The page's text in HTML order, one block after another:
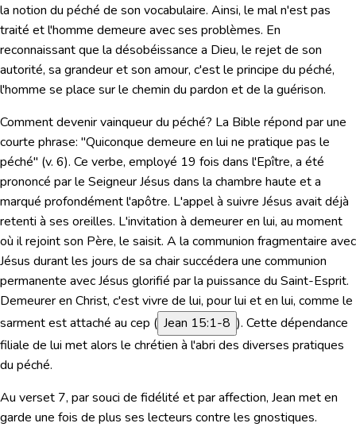
la notion du péché de son vocabulaire. Ainsi, le mal n'est pas
traité et l'homme demeure avec ses problèmes. En
reconnaissant que la désobéissance a Dieu, le rejet de son
autorité, sa grandeur et son amour, c'est le principe du péché,
l'homme se place sur le chemin du pardon et de la guérison.
Comment devenir vainqueur du péché? La Bible répond par une
courte phrase: "Quiconque demeure en lui ne pratique pas le
péché" (v. 6). Ce verbe, employé 19 fois dans l'Epître, a été
prononcé par le Seigneur Jésus dans la chambre haute et a
marqué profondément l'apôtre. L'appel à suivre Jésus avait déjà
retenti à ses oreilles. L'invitation à demeurer en lui, au moment
où il rejoint son Père, le saisit. A la communion fragmentaire avec
Jésus durant les jours de sa chair succédera une communion
permanente avec Jésus glorifié par la puissance du Saint-Esprit.
Demeurer en Christ, c'est vivre de lui, pour lui et en lui, comme le
sarment est attaché au cep ( Jean 15:1-8 ). Cette dépendance
filiale de lui met alors le chrétien à l'abri des diverses pratiques
du péché.
Au verset 7, par souci de fidélité et par affection, Jean met en
garde une fois de plus ses lecteurs contre les gnostiques.